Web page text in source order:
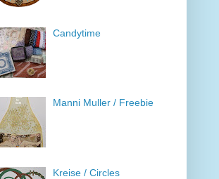
Candytime
Manni Muller / Freebie
Kreise / Circles